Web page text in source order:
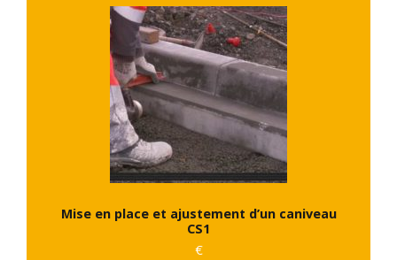
Mise en place et ajustement d’un caniveau
CS1
€